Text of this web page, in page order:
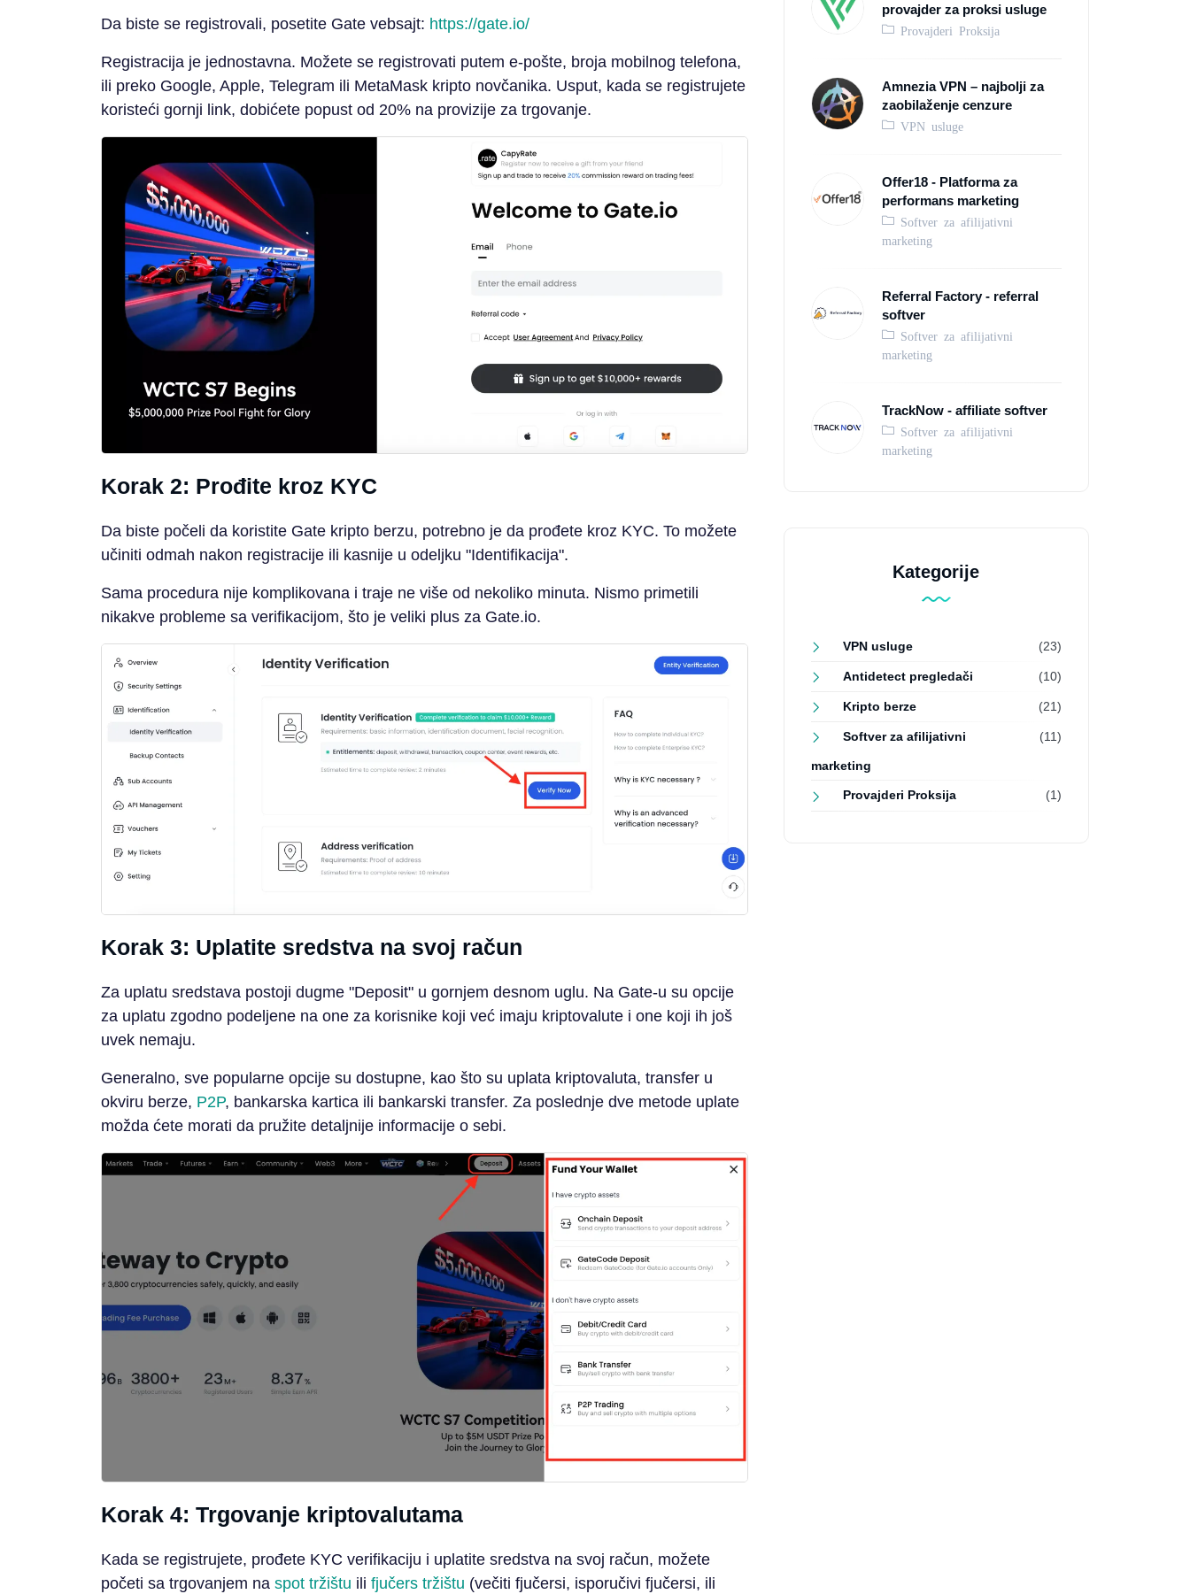
Da biste se registrovali, posetite Gate vebsajt: https://gate.io/
Registracija je jednostavna. Možete se registrovati putem e-pošte, broja mobilnog telefona,
ili preko Google, Apple, Telegram ili MetaMask kripto novčanika. Usput, kada se registrujete
koristeći gornji link, dobićete popust od 20% na provizije za trgovanje.
Korak 2: Prođite kroz KYC
Da biste počeli da koristite Gate kripto berzu, potrebno je da prođete kroz KYC. To možete
učiniti odmah nakon registracije ili kasnije u odeljku "Identifikacija".
Sama procedura nije komplikovana i traje ne više od nekoliko minuta. Nismo primetili
nikakve probleme sa verifikacijom, što je veliki plus za Gate.io.
Korak 3: Uplatite sredstva na svoj račun
Za uplatu sredstava postoji dugme "Deposit" u gornjem desnom uglu. Na Gate-u su opcije
za uplatu zgodno podeljene na one za korisnike koji već imaju kriptovalute i one koji ih još
uvek nemaju.
Generalno, sve popularne opcije su dostupne, kao što su uplata kriptovaluta, transfer u
okviru berze, P2P, bankarska kartica ili bankarski transfer. Za poslednje dve metode uplate
možda ćete morati da pružite detaljnije informacije o sebi.
Korak 4: Trgovanje kriptovalutama
Kada se registrujete, prođete KYC verifikaciju i uplatite sredstva na svoj račun, možete
početi sa trgovanjem na spot tržištu ili fjučers tržištu (večiti fjučersi, isporučivi fjučersi, ili
provajder za proksi usluge
Provajderi Proksija
Amnezia VPN – najbolji za
zaobilaženje cenzure
VPN usluge
Offer18 - Platforma za
performans marketing
Softver za afilijativni
marketing
Referral Factory - referral
softver
Softver za afilijativni
marketing
TrackNow - affiliate softver
Softver za afilijativni
marketing
Kategorije
VPN usluge (23)
Antidetect pregledači (10)
Kripto berze (21)
Softver za afilijativni
marketing
(11)
Provajderi Proksija (1)